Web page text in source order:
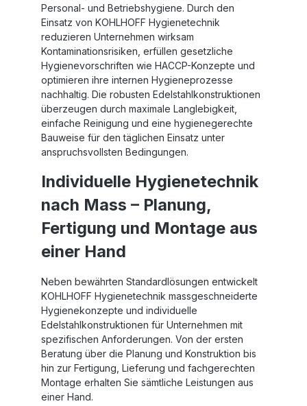
Personal- und Betriebshygiene. Durch den
Einsatz von KOHLHOFF Hygienetechnik
reduzieren Unternehmen wirksam
Kontaminationsrisiken, erfüllen gesetzliche
Hygienevorschriften wie HACCP-Konzepte und
optimieren ihre internen Hygieneprozesse
nachhaltig. Die robusten Edelstahlkonstruktionen
überzeugen durch maximale Langlebigkeit,
einfache Reinigung und eine hygienegerechte
Bauweise für den täglichen Einsatz unter
anspruchsvollsten Bedingungen.
Individuelle Hygienetechnik
nach Mass – Planung,
Fertigung und Montage aus
einer Hand
Neben bewährten Standardlösungen entwickelt
KOHLHOFF Hygienetechnik massgeschneiderte
Hygienekonzepte und individuelle
Edelstahlkonstruktionen für Unternehmen mit
spezifischen Anforderungen. Von der ersten
Beratung über die Planung und Konstruktion bis
hin zur Fertigung, Lieferung und fachgerechten
Montage erhalten Sie sämtliche Leistungen aus
einer Hand.